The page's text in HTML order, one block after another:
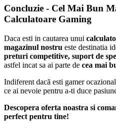
Concluzie - Cel Mai Bun
Calculatoare Gaming
Daca esti in cautarea unui
magazinul nostru este destinatia
preturi competitive, suport de
astfel incat sa ai parte de cea mai
Indiferent dacă esti gamer
ce ai nevoie pentru a-ti duce
Descopera oferta noastra si
perfect pentru tine!